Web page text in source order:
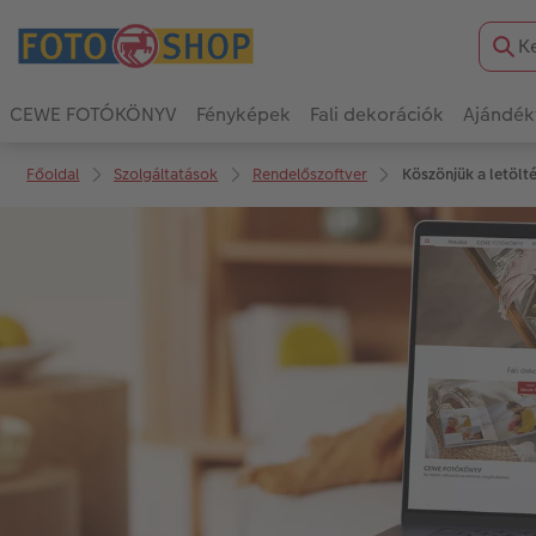
CEWE FOTÓKÖNYV Fényképek Fali dekorációk
Főoldal Szolgáltatások Rendelőszoftver Köszönjük a